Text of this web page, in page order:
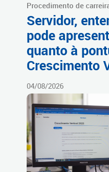
Procedimento de
Servidor,
pode
quanto à
Crescimento
04/08/2026